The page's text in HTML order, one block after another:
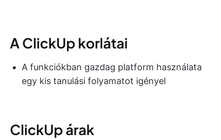
A ClickUp korlátai
A funkciókban gazdag platform használata
egy kis tanulási folyamatot igényel
ClickUp árak